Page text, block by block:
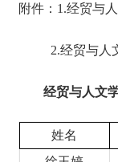
附件：1.经贸与
2.经贸与人文
经贸与人文
姓名